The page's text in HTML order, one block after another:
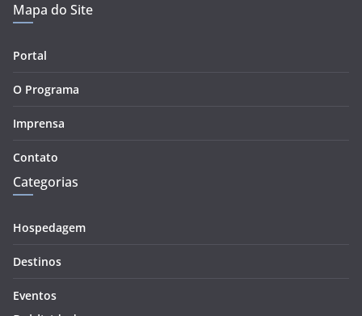
Mapa do Site
Portal
O Programa
Imprensa
Contato
Categorias
Hospedagem
Destinos
Eventos